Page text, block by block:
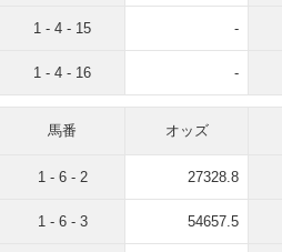
1 - 4 - 15 -
1 - 4 - 16 -
馬番 オッズ
1 - 6 - 2 27328.8
1 - 6 - 3 54657.5